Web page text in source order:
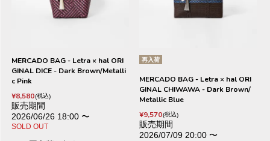
MERCADO BAG - Letra × hal ORI
GINAL DICE - Dark Brown/Metalli
c Pink
¥8,580 税込
販売期間
2026/06/26 18:00 〜
SOLD OUT
再入荷
MERCADO BAG - Letra × hal ORI
GINAL CHIWAWA - Dark Brown/
Metallic Blue
¥9,570 税込
販売期間
2026/07/09 20:00 〜